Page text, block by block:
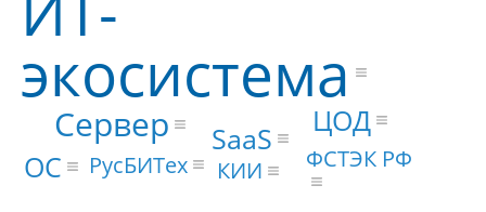
экосистема
Сервер SaaS
ЦОД
ОС
РусБИТех ФСТЭК РФ
КИИ